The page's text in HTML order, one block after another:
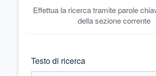
Effettua la ricerca tramite parole
della sezione corrente
Testo di ricerca